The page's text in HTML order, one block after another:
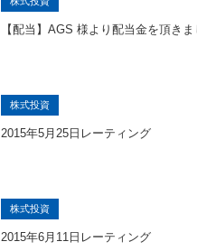
【配当】AGS 様より配当金を頂きま
株式投資
2015年5月25日レーティング
株式投資
2015年6月11日レーティング